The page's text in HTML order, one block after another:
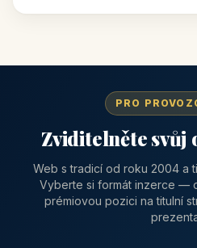
PRO
Zviditelněte svůj
Web s tradicí od roku 2004 a
Vyberte si formát inzerce —
prémiovou pozici na titulní